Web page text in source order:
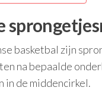
basketbal zijn
na bepaalde
in de middencirkel.